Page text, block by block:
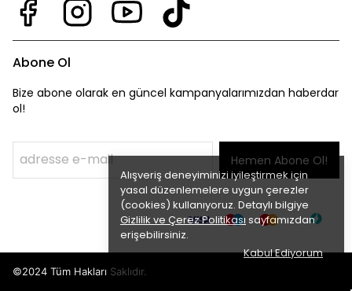
Alışveriş deneyiminizi iyileştirmek için
yasal düzenlemelere uygun çerezler
(cookies) kullanıyoruz. Detaylı bilgiye
Gizlilik ve Çerez Politikası sayfamızdan
erişebilirsiniz.
Kabul Ediyorum
Abone Ol
Bize abone olarak en güncel kampanyalarımızdan haberdar
ol!
Hemen Abone Ol!
©2024 Tüm Hakları Saklıdır.